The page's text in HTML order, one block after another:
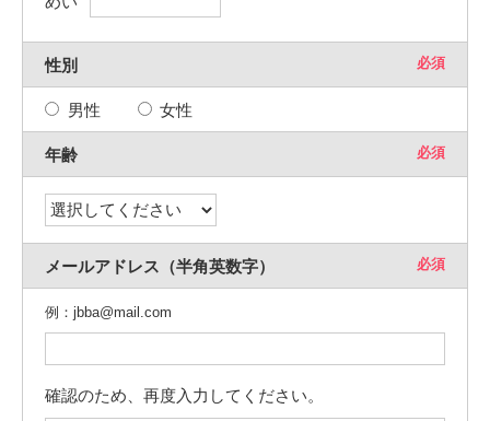
性別 必須
男性 女性
年齢 必須
メールアドレス（半角英数字） 必須
例：jbba@mail.com
確認のため、再度入力してください。